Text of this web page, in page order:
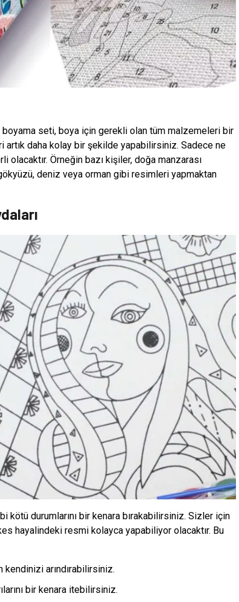
boyama seti, boya için gerekli olan tüm malzemeleri bir
daha kolay bir şekilde yapabilirsiniz. Sadece ne
olacaktır. Örneğin bazı kişiler, doğa manzarası
deniz veya orman gibi resimleri yapmaktan
durumlarını bir kenara bırakabilirsiniz. Sizler için
hayalindeki resmi kolayca yapabiliyor olacaktır. Bu
arındırabilirsiniz.
bir kenara itebilirsiniz.